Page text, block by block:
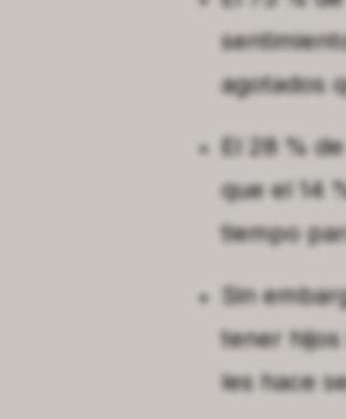
agotados
El 28 %
que el 14
tiempo
Sin
tener
les hace